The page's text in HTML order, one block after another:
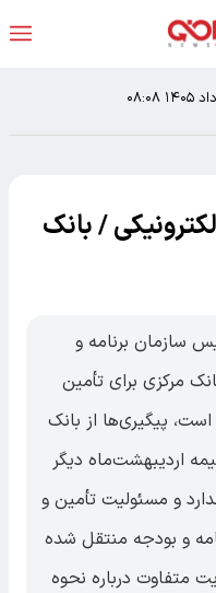
/ بانک
سازمان برنامه و
مرکزی برای تأمین
است، پیگیری‌ها از بانک
اردیبهشت‌ماه دیگر
و مسئولیت تأمین و
و بودجه منتقل شده
متفاوت درباره نحوه